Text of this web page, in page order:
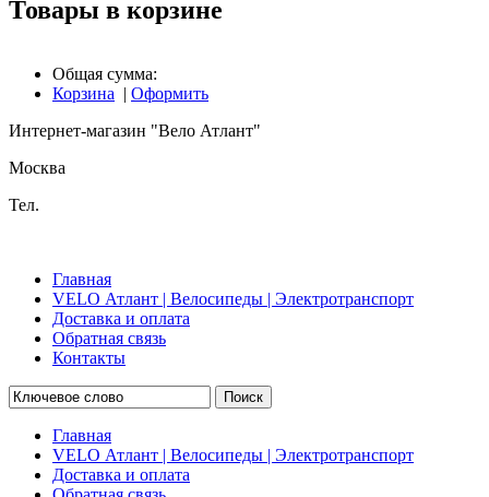
Товары в корзине
Общая сумма:
Корзина | Оформить
Интернет-магазин "Вело Атлант"
Москва
Тел.
Главная
VELO Атлант | Велосипеды | Электротранспорт
Доставка и оплата
Обратная связь
Контакты
Поиск
Главная
VELO Атлант | Велосипеды | Электротранспорт
Доставка и оплата